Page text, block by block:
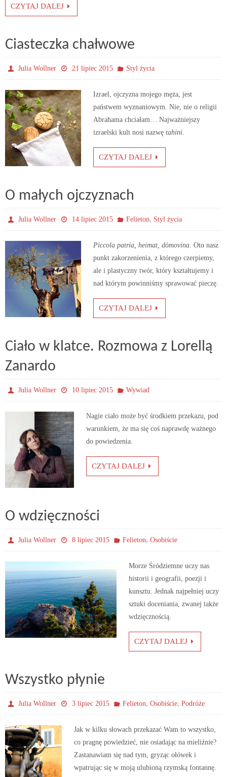
CZYTAJ DALEJ
Ciasteczka chałwowe
Julia Wollner 21 lipiec 2015 Styl życia
Izrael, ojczyzna mojego męża, jest
państwem wyznaniowym. Nie, nie o religii
Abrahama chciałam… Najważniejszy
izraelski kult nosi nazwę tahini.
CZYTAJ DALEJ
O małych ojczyznach
Julia Wollner 14 lipiec 2015 Felieton, Styl życia
Piccola patria, heimat, dòmovina. Oto nasz
punkt zakorzenienia, z którego czerpiemy,
ale i plastyczny twór, który kształtujemy i
nad którym powinniśmy sprawować pieczę.
CZYTAJ DALEJ
Ciało w klatce. Rozmowa z Lorellą
Zanardo
Julia Wollner 10 lipiec 2015 Wywiad
Nagie ciało może być środkiem przekazu, pod
warunkiem, że ma się coś naprawdę ważnego
do powiedzenia.
CZYTAJ DALEJ
O wdzięczności
Julia Wollner 8 lipiec 2015 Felieton, Osobiście
Morze Śródziemne uczy nas
historii i geografii, poezji i
kunsztu. Jednak najpełniej uczy
sztuki doceniania, zwanej także
wdzięcznością.
CZYTAJ DALEJ
Wszystko płynie
Julia Wollner 3 lipiec 2015 Felieton, Osobiście, Podróże
Jak w kilku słowach przekazać Wam to wszystko,
co pragnę powiedzieć, nie osiadając na mieliźnie?
Zastanawiam się nad tym, gryząc ołówek i
wpatrując się w moją ulubioną rzymską fontannę.